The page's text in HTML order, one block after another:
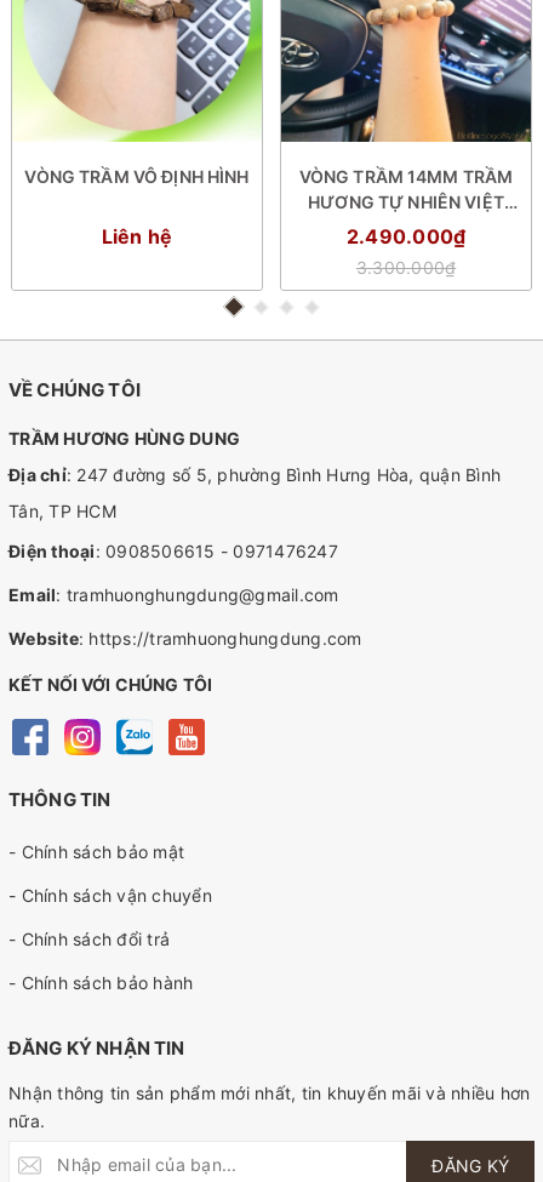
VÒNG TRẦM VÔ ĐỊNH HÌNH
Liên hệ
VÒNG TRẦM 14MM TRẦM
HƯƠNG TỰ NHIÊN VIỆT
NAM
2.490.000₫
3.300.000₫
VỀ CHÚNG TÔI
TRẦM HƯƠNG HÙNG DUNG
Địa chỉ: 247 đường số 5, phường Bình Hưng Hòa, quận Bình
Tân, TP HCM
Điện thoại: 0908506615 -0971476247
Email: tramhuonghungdung@gmail.com
Website: https://tramhuonghungdung.com
KẾT NỐI VỚI CHÚNG TÔI
THÔNG TIN
- Chính sách bảo mật
- Chính sách vận chuyển
- Chính sách đổi trả
- Chính sách bảo hành
ĐĂNG KÝ NHẬN TIN
Nhận thông tin sản phẩm mới nhất, tin khuyến mãi và nhiều hơn
nữa.
ĐĂNG KÝ